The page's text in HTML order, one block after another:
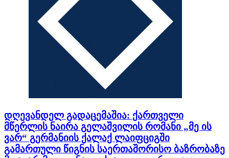
დღევანდელ გადაცემაშია: ქართველი
მწერლის ნაირა გელაშვილის რომანი „მე ის
ვარ“ გერმანიის ქალაქ ლაიფციგში
გამართული წიგნის საერთაშორისო ბაზრობაზე